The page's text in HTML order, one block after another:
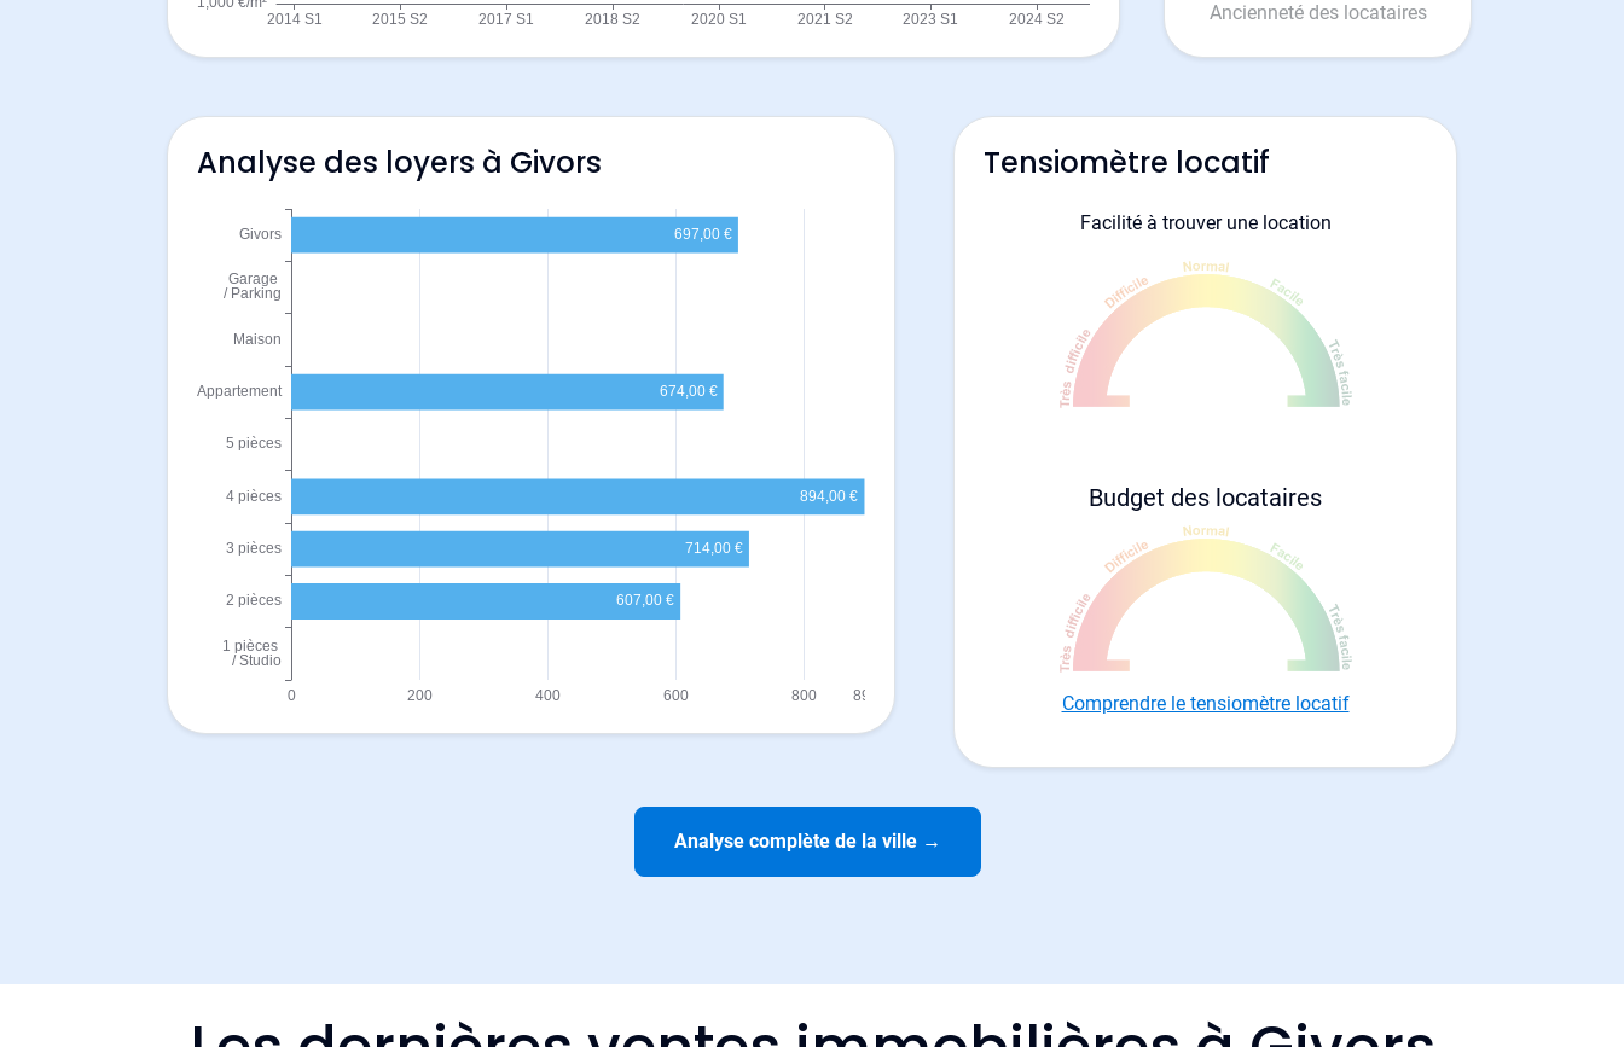
Ancienneté des locataires
Analyse des loyers à Givors Tensiomètre locatif
Facilité à trouver une location
Budget des locataires
Comprendre le tensiomètre locatif
Analyse complète de la ville →